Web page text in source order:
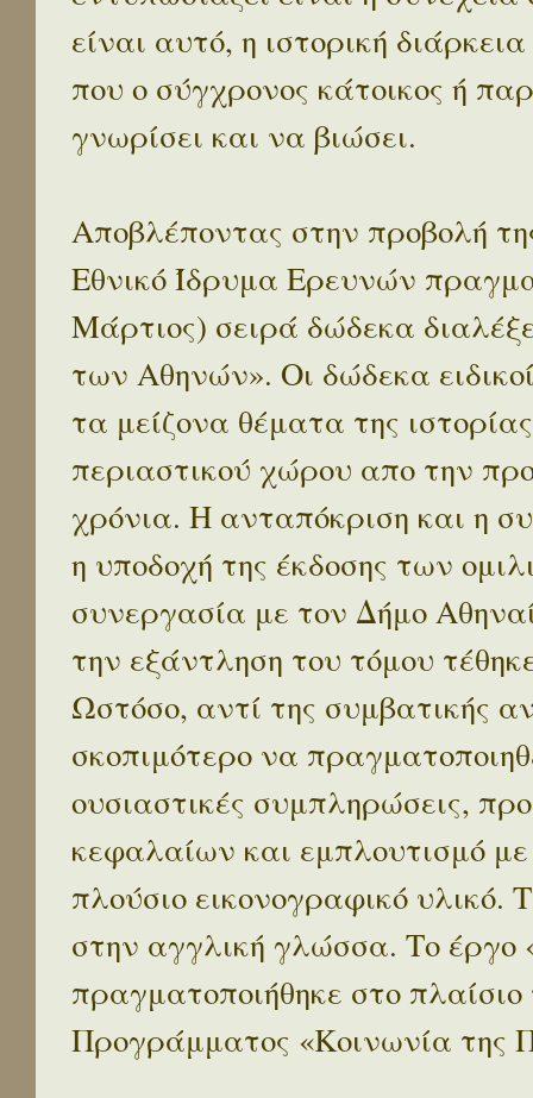
είναι αυτό, η ιστορική
που ο σύγχρονος κάτοικος ή
γνωρίσει και να βιώσει.
Αποβλέποντας στην προβολή
Εθνικό Ίδρυμα Ερευνών
Μάρτιος) σειρά δώδεκα
των Αθηνών». Οι δώδεκα
τα μείζονα θέματα της
περιαστικού χώρου απο την
χρόνια. Η ανταπόκριση και η
η υποδοχή της έκδοσης των
συνεργασία με τον Δήμο
την εξάντληση του τόμου
Ωστόσο, αντί της συμβατικής
σκοπιμότερο να
ουσιαστικές συμπληρώσεις,
κεφαλαίων και εμπλουτισμό
πλούσιο εικονογραφικό
στην αγγλική γλώσσα. Το
πραγματοποιήθηκε στο
Προγράμματος «Κοινωνία της